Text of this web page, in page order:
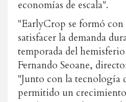
economías de escala".
"EarlyCrop se formó
satisfacer la demanda
temporada del
Fernando Seoane,
"Junto con la tecnología
permitido un